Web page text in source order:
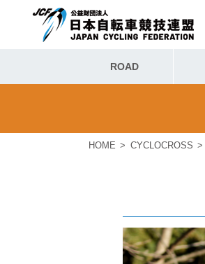
ROAD
HOME CYCLOCROSS